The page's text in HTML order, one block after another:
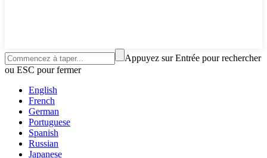
Appuyez sur Entrée pour rechercher
ou ESC pour fermer
English
French
German
Portuguese
Spanish
Russian
Japanese